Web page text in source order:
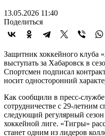
13.05.2026 11:40
Поделиться
Защитник хоккейного клуба
выступать за Хабаровск в
Спортсмен подписал
носит односторонний
Как сообщили в пресс-
сотрудничестве с 29-летним
следующий регулярный
хоккейной лиге. «Тигры»
станет одним из лидеров